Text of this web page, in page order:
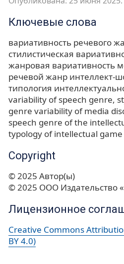
Ключевые слова
вариативность речевого
стилистическая
жанровая вариативность
речевой жанр интеллект-
типология
variability of speech genre
genre variability of media
speech genre of the
typology of intellectual game
Copyright
© 2025 Автор(ы)
© 2025 ООО Издательство
Лицензионное
Creative Commons
BY 4.0)